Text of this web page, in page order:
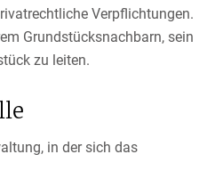
ivatrechtliche Verpflichtungen.
Grundstücksnachbarn, sein
zu leiten.
in der sich das